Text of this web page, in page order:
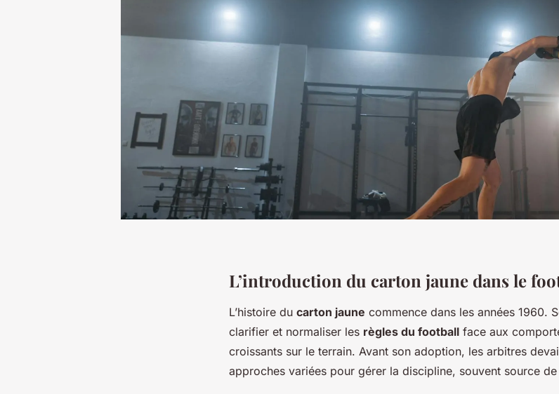
L’introduction du carton jaune dans le
L’histoire du carton jaune commence dans les années 1960.
clarifier et normaliser les règles du football face aux
croissants sur le terrain. Avant son adoption, les arbitres
approches variées pour gérer la discipline, souvent source